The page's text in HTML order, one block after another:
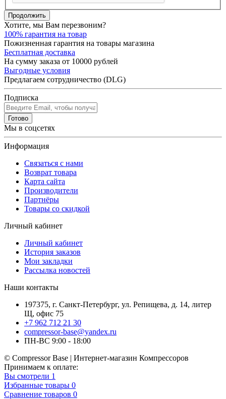
Продолжить
Хотите, мы Вам перезвоним?
100% гарантия на товар
Пожизненная гарантия на товары магазина
Бесплатная доставка
На сумму заказа от 10000 рублей
Выгодные условия
Предлагаем сотрудничество (DLG)
Подписка
Готово
Мы в соцсетях
Информация
Связаться с нами
Возврат товара
Карта сайта
Производители
Партнёры
Товары со скидкой
Личный кабинет
Личный кабинет
История заказов
Мои закладки
Рассылка новостей
Наши контакты
197375, г. Санкт-Петербург, ул. Репищева, д. 14, литер
Щ, офис 75
+7 962 712 21 30
compressor-base@yandex.ru
ПН-ВС 9:00 - 18:00
© Compressor Base | Интернет-магазин Компрессоров
Принимаем к оплате:
Вы смотрели 1
Избранные товары 0
Сравнение товаров 0